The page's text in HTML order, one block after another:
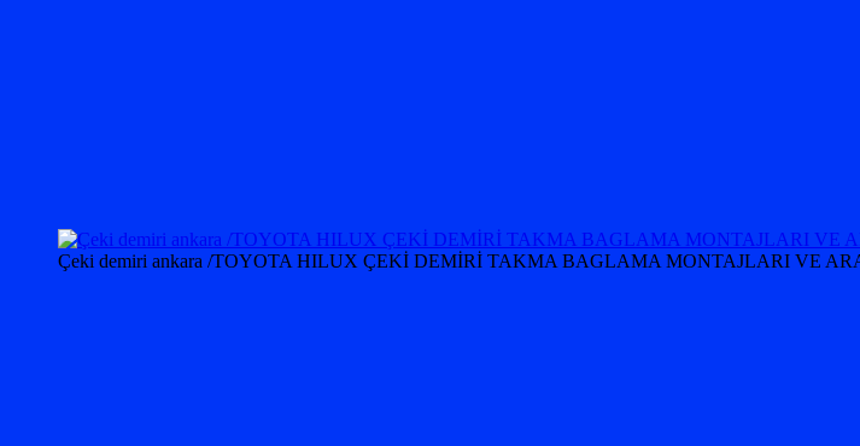
Çeki demiri ankara /TOYOTA HILUX ÇEKİ DEMİRİ TAKMA BAGLAMA MONTAJLARI VE